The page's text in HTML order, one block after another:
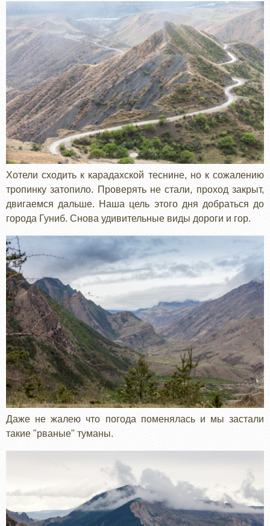
Хотели сходить к карадахской теснине, но к сожалению
тропинку затопило. Проверять не стали, проход закрыт,
двигаемся дальше. Наша цель этого дня добраться до
города Гуниб. Снова удивительные виды дороги и гор.
Даже не жалею что погода поменялась и мы застали
такие "рваные" туманы.